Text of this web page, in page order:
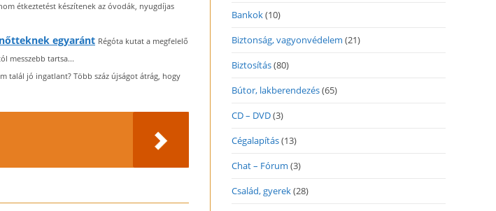
étkeztetést készítenek az óvodák, nyugdíjas
egyaránt Régóta kutat a megfelelő
messzebb tartsa...
talál jó ingatlant? Több száz újságot átrág, hogy
Bankok(10)
Biztonság, vagyonvédelem (21)
Biztosítás(80)
Bútor, lakberendezés(65)
CD – DVD(3)
Cégalapítás(13)
Chat – Fórum (3)
Család, gyerek(28)